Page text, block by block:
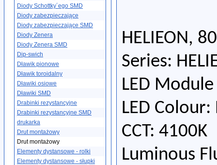
Diody Schottky´ego SMD
Diody zabezpieczające
Diody zabezpieczające SMD
Diody Zenera
Diody Zenera SMD
Dip-swich
Dławik pionowe
Dławik toroidalny
Dławiki osiowe
Dławiki SMD
Drabinki rezystancyjne
Drabinki rezystancyjne SMD
drukarka
Drut montażowy
Drut montażowy
Elementy dystansowe - rolki
Elementy dystansowe - słupki
HELIEON,
Series:
LED
LED
CCT: 4100K
Luminous